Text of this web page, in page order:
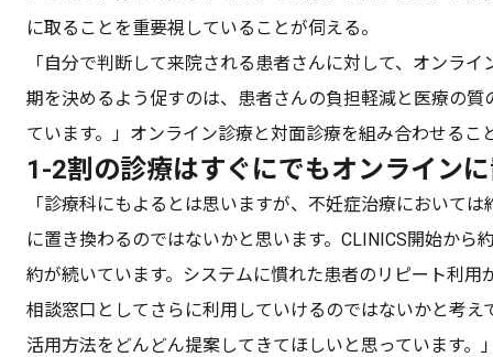
に取ることを重要視していることが伺える。
「自分で判断して来院される患者さんに対して、オンラ
期を決めるよう促すのは、患者さんの負担軽減と医療の
ています。」オンライン診療と対面診療を組み合わせる
1-2割の診療はすぐにでもオンライン
「診療科にもよるとは思いますが、不妊症治療において
に置き換わるのではないかと思います。CLINICS開始から
約が続いています。システムに慣れた患者のリピート利用
相談窓口としてさらに利用していけるのではないかと考
活用方法をどんどん提案してきてほしいと思っています